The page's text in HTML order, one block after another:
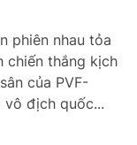
phiên nhau tỏa
chiến thắng kịch
của PVF-
vô địch quốc...